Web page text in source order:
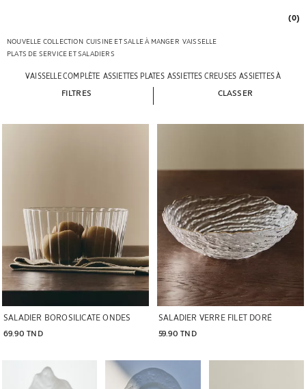
(0)
NOUVELLE COLLECTION CUISINE ET SALLE À MANGER VAISSELLE
PLATS DE SERVICE ET SALADIERS
VAISSELLE COMPLÈTE ASSIETTES PLATES ASSIETTES CREUSES ASSIETTES À
FILTRES CLASSER
SALADIER BOROSILICATE ONDES
69.90 TND
Image changée en 1 de 6
SALADIER VERRE FILET DORÉ
59.90 TND
Image changée en 1 de 6
Image changée en 1 de 5 Image changée en 1 de